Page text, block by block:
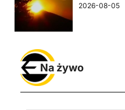
2026-08-05
Na żywo